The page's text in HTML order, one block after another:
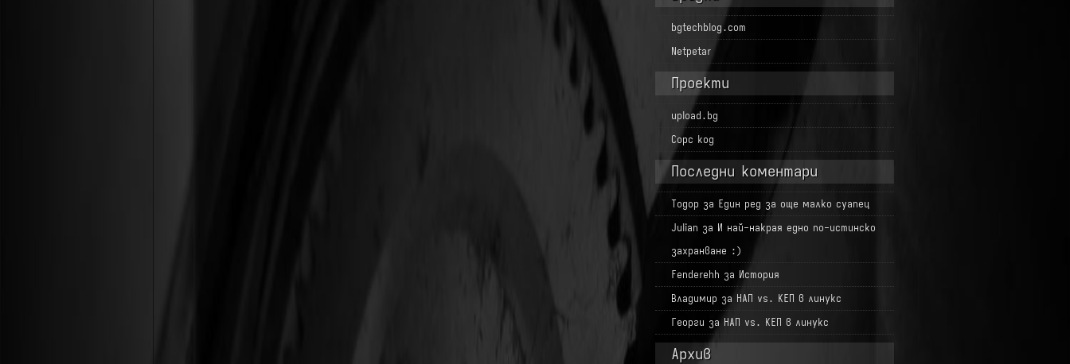
bgtechblog.com
Netpetar
Проекти
upload.bg
Сорс код
Последни коментари
Тодор за Един ред за още малко суапец
Julian за И най-накрая едно по-истинско
захранване :)
Fenderehh за История
Владимир за НАП vs. КЕП в линукс
Георги за НАП vs. КЕП в линукс
Архив